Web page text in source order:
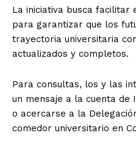
La iniciativa busca facilitar
para garantizar que los
trayectoria universitaria
actualizados y completos.
Para consultas, los y las
un mensaje a la cuenta de
o acercarse a la
comedor universitario en